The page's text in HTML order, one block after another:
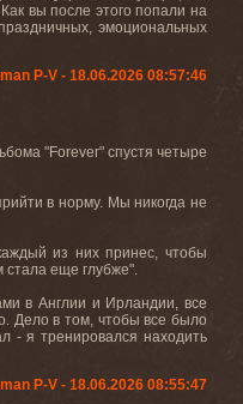
вы после этого попали на
эмоциональных
P-V - 18.06.2026 08:57:46
"Forever" спустя четыре
в норму. Мы никогда не
из них принес, чтобы
стала еще глубже".
в Англии и Ирландии, все
Дело в том, чтобы все было
- я тренировался находить
P-V - 18.06.2026 08:55:47